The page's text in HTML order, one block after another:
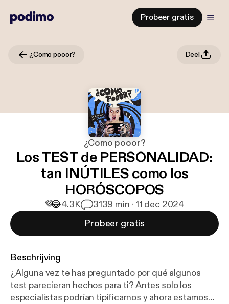
Probeer gratis
¿Como pooor? Deel
¿Como pooor?
Los TEST de PERSONALIDAD:
tan INÚTILES como los
HORÓSCOPOS
💜😂4.3K 3139 min · 11 dec 2024
Probeer gratis
Beschrijving
¿Alguna vez te has preguntado por qué algunos
test parecieran hechos para ti? Antes solo los
especialistas podrían tipificarnos y ahora estamos